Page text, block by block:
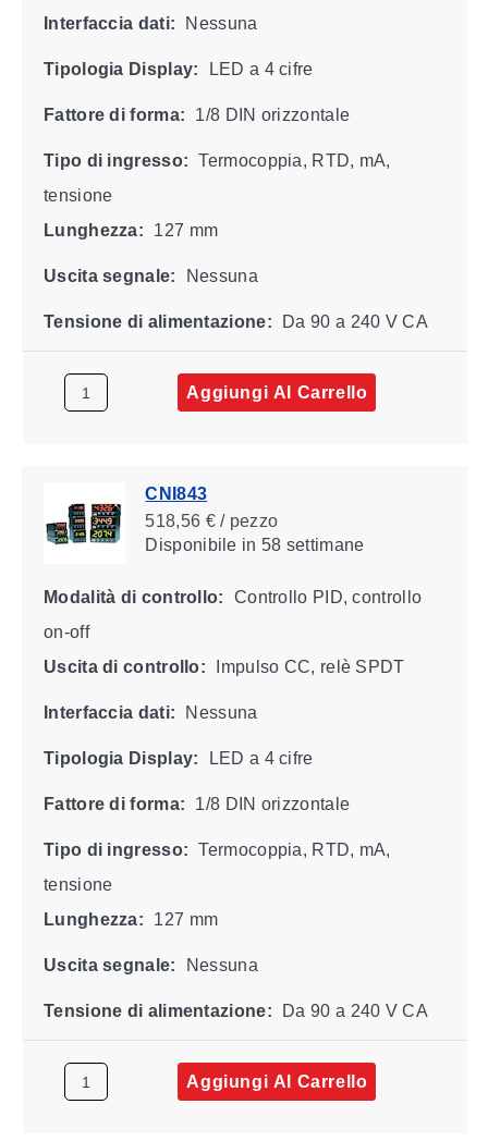
Interfaccia dati: Nessuna
Tipologia Display: LED a 4 cifre
Fattore di forma: 1/8 DIN orizzontale
Tipo di ingresso: Termocoppia, RTD, mA,
tensione
Lunghezza:
127 mm
Uscita segnale: Nessuna
Tensione di alimentazione: Da 90 a 240 V CA
Aggiungi Al Carrello
CNI843
518,56 € / pezzo
Disponibile in 58 settimane
Modalità di controllo:
Controllo PID, controllo
on-off
Uscita di controllo:
Impulso CC, relè SPDT
Interfaccia dati: Nessuna
Tipologia Display: LED a 4 cifre
Fattore di forma: 1/8 DIN orizzontale
Tipo di ingresso: Termocoppia, RTD, mA,
tensione
Lunghezza:
127 mm
Uscita segnale: Nessuna
Tensione di alimentazione: Da 90 a 240 V CA
Aggiungi Al Carrello